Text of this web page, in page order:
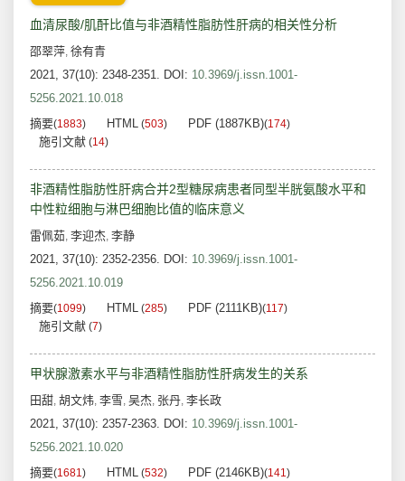
血清尿酸/肌酐比值与非酒精性脂肪性肝病的相关性分析
邵翠萍, 徐有青
2021, 37(10): 2348-2351. DOI: 10.3969/j.issn.1001-
5256.2021.10.018
摘要(1883) HTML (503) PDF (1887KB)(174)
施引文献 (14)
非酒精性脂肪性肝病合并2型糖尿病患者同型半胱氨酸水平和
中性粒细胞与淋巴细胞比值的临床意义
雷佩茹, 李迎杰, 李静
2021, 37(10): 2352-2356. DOI: 10.3969/j.issn.1001-
5256.2021.10.019
摘要(1099) HTML (285) PDF (2111KB)(117)
施引文献 (7)
甲状腺激素水平与非酒精性脂肪性肝病发生的关系
田甜, 胡文炜, 李雪, 吴杰, 张丹, 李长政
2021, 37(10): 2357-2363. DOI: 10.3969/j.issn.1001-
5256.2021.10.020
摘要(1681) HTML (532) PDF (2146KB)(141)